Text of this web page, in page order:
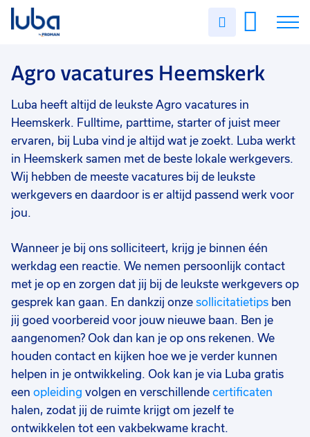
Uren
Vacatures
Over ons
Voor werkgevers
Contact
Agro vacatures Heemskerk
Luba heeft altijd de leukste Agro vacatures in
Heemskerk. Fulltime, parttime, starter of juist meer
ervaren, bij Luba vind je altijd wat je zoekt. Luba werkt
in Heemskerk samen met de beste lokale werkgevers.
Wij hebben de meeste vacatures bij de leukste
werkgevers en daardoor is er altijd passend werk voor
jou.
Wanneer je bij ons solliciteert, krijg je binnen één
werkdag een reactie. We nemen persoonlijk contact
met je op en zorgen dat jij bij de leukste werkgevers op
gesprek kan gaan. En dankzij onze sollicitatietips ben
jij goed voorbereid voor jouw nieuwe baan. Ben je
aangenomen? Ook dan kan je op ons rekenen. We
houden contact en kijken hoe we je verder kunnen
helpen in je ontwikkeling. Ook kan je via Luba gratis
een opleiding volgen en verschillende certificaten
halen, zodat jij de ruimte krijgt om jezelf te
ontwikkelen tot een vakbekwame kracht.
Filter vacatures
Vakgebied 0
Agro 7
Opleidingsniveau
Mbo
Havo 1
Soort contract
Uitzicht op vast 5
Vast 4
Tijdelijk
Uren per week 0
37 - 40+ uur 6
25 - 32 uur 1
17 - 24 uur 1